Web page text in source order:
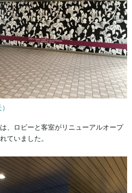
、ロビーと客室がリニューアルオープ
ていました。